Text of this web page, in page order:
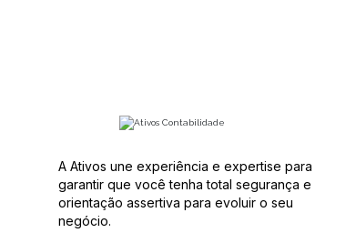
A Ativos une experiência e expertise para
garantir que você tenha total segurança e
orientação assertiva para evoluir o seu
negócio.